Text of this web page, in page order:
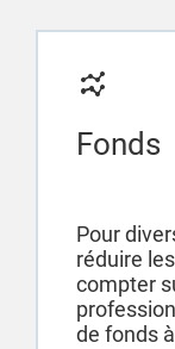
Fonds
Pour
réduire
compter
de fonds